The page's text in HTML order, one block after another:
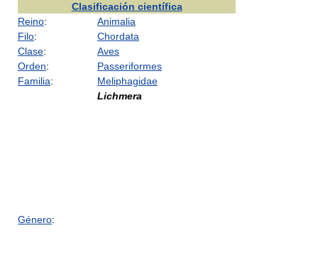
Clasificación científica
Reino:
Animalia
Filo:
Chordata
Clase:
Aves
Orden:
Passeriformes
Familia: Meliphagidae
Género:
Lichmera